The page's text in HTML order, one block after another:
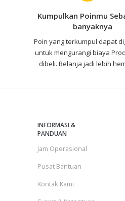
Kumpulkan Poinmu
banyaknya
Poin yang terkumpul dapat
untuk mengurangi biaya
dibeli. Belanja jadi lebih
INFORMASI &
PANDUAN
Jam Operasional
Pusat Bantuan
Kontak Kami